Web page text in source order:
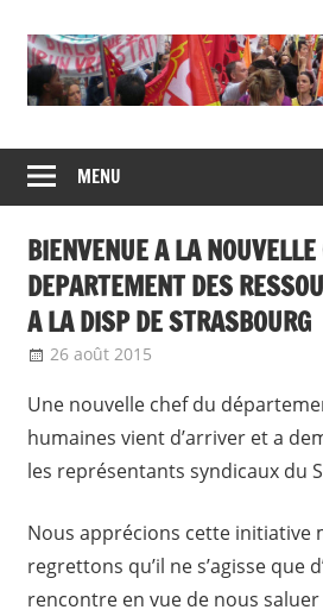
content
de
syndicats
CGT
insertion
probation
MENU
BIENVENUE A LA NOUVELLE
DEPARTEMENT DES
A LA DISP DE STRASBOURG
26 août 2015
Une nouvelle chef du
humaines vient d’arriver et a
les représentants syndicaux du
Nous apprécions cette initiative
regrettons qu’il ne s’agisse que
rencontre en vue de nous